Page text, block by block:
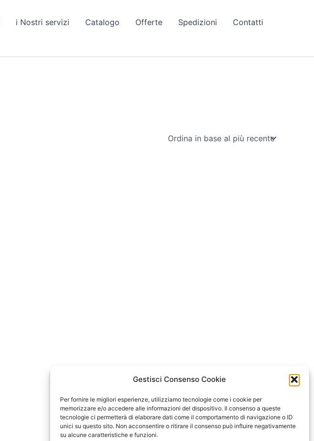
Gestisci Consenso Cookie
Per fornire le migliori esperienze, utilizziamo tecnologie come i cookie per
memorizzare e/o accedere alle informazioni del dispositivo. Il consenso a queste
tecnologie ci permetterà di elaborare dati come il comportamento di navigazione o ID
unici su questo sito. Non acconsentire o ritirare il consenso può influire negativamente
su alcune caratteristiche e funzioni.
i Nostri servizi Catalogo Offerte Spedizioni
Contatti